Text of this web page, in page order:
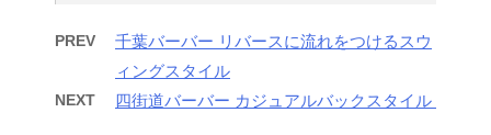
PREV
千葉バーバー リバースに流れをつけるスウ
ィングスタイル
NEXT 四街道バーバー カジュアルバックスタイル